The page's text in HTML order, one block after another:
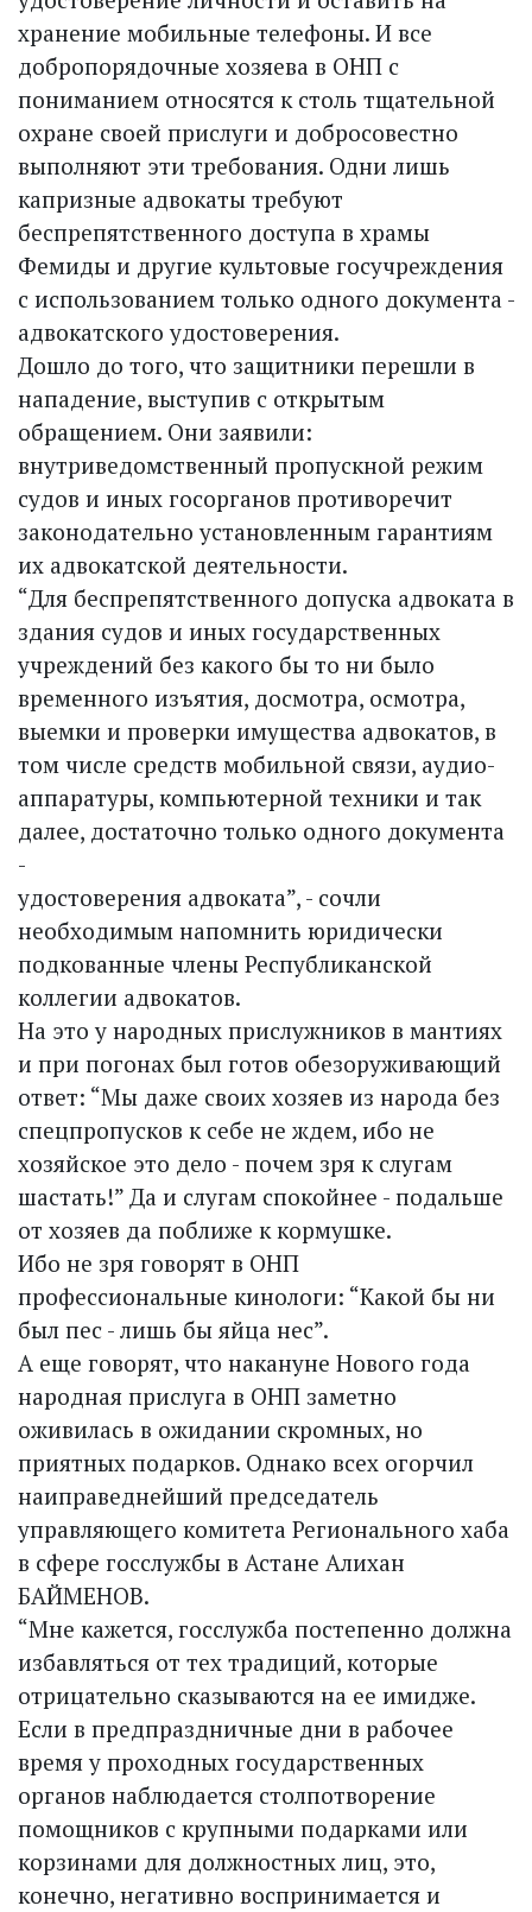
хранение мобильные телефоны. И все
добропорядочные хозяева в ОНП с
пониманием относятся к столь тщательной
охране своей прислуги и добросовестно
выполняют эти требования. Одни лишь
капризные адвокаты требуют
беспрепятственного доступа в храмы
Фемиды и другие культовые госучреждения
с использованием только одного документа -
адвокатского удостоверения.
Дошло до того, что защитники перешли в
нападение, выступив с открытым
обращением. Они заявили:
внутриведомственный пропускной режим
судов и иных госорганов противоречит
законодательно установленным гарантиям
их адвокатской деятельности.
“Для беспрепятственного допуска адвоката в
здания судов и иных государственных
учреждений без какого бы то ни было
временного изъятия, досмотра, осмотра,
выемки и проверки имущества адвокатов, в
том числе средств мобильной связи, аудио­
аппаратуры, компьютерной техники и так
далее, достаточно только одного документа
-
удостоверения адвоката”, - сочли
необходимым напомнить юридически
подкованные члены Республиканской
коллегии адвокатов.
На это у народных прислужников в мантиях
и при погонах был готов обезоруживающий
ответ: “Мы даже своих хозяев из народа без
спецпропусков к себе не ждем, ибо не
хозяйское это дело - почем зря к слугам
шастать!” Да и слугам спокойнее - подальше
от хозяев да поближе к кормушке.
Ибо не зря говорят в ОНП
профессиональные кинологи: “Какой бы ни
был пес - лишь бы яйца нес”.
А еще говорят, что накануне Нового года
народная прислуга в ОНП заметно
оживилась в ожидании скромных, но
приятных подарков. Однако всех огорчил
наиправеднейший председатель
управляющего комитета Регионального хаба
в сфере госслужбы в Астане Алихан
БАЙМЕНОВ.
“Мне кажется, госслужба постепенно должна
избавляться от тех традиций, которые
отрицательно сказываются на ее имидже.
Если в предпраздничные дни в рабочее
время у проходных государственных
органов наблюдается столпотворение
помощников с крупными подарками или
корзинами для должностных лиц, это,
конечно, негативно воспринимается и